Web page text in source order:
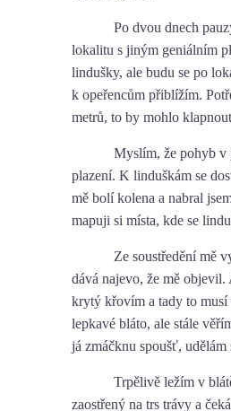
Po dvou dnech
lokalitu s jiným geniálním
lindušky, ale budu se po
k opeřencům přiblížím.
metrů, to by mohlo
Myslím, že pohyb v
plazení. K linduškám se
mě bolí kolena a nabral
mapuji si místa, kde se
Ze soustředění mě
dává najevo, že mě objevil.
krytý křovím a tady to
lepkavé bláto, ale stále
já zmáčknu spoušť,
Trpělivě ležím v
zaostřený na trs trávy a